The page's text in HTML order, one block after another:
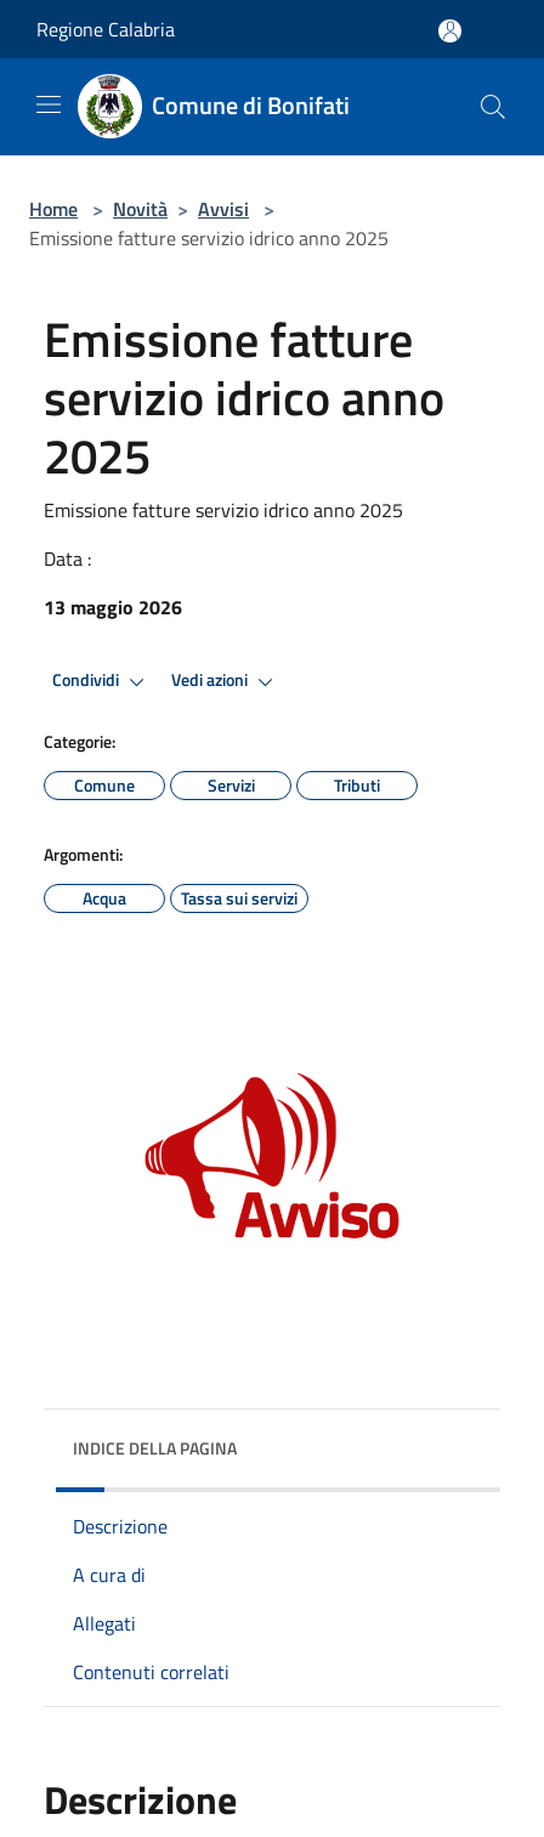
Regione Calabria
Comune di Bonifati
Home > Novità > Avvisi >
Emissione fatture servizio idrico anno 2025
Emissione fatture
servizio idrico anno
2025
Emissione fatture servizio idrico anno 2025
Data :
13 maggio 2026
Condividi Vedi azioni
Categorie:
Comune
Servizi Tributi
Argomenti:
Acqua
Tassa sui servizi
INDICE DELLA PAGINA
Descrizione
A cura di
Allegati
Contenuti correlati
Descrizione